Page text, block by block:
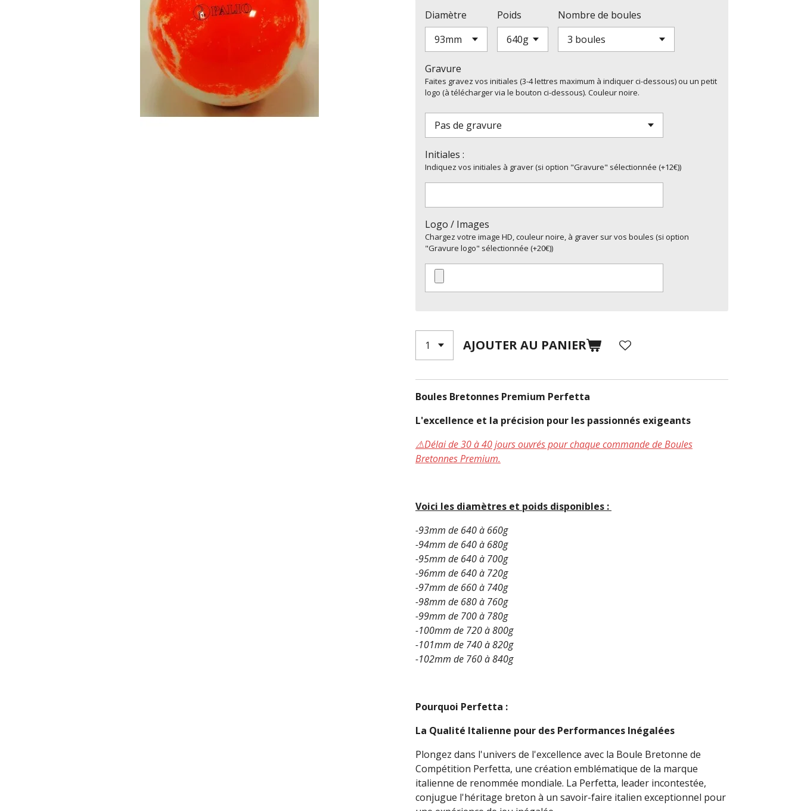
Diamètre Poids Nombre de boules
Gravure
Faites gravez vos initiales (3-4 lettres maximum à indiquer ci-dessous) ou un petit
logo (à télécharger via le bouton ci-dessous). Couleur noire.
Initiales :
Indiquez vos initiales à graver (si option "Gravure" sélectionnée (+12€))
Logo / Images
Chargez votre image HD, couleur noire, à graver sur vos boules (si option
"Gravure logo" sélectionnée (+20€))
AJOUTER AU PANIER
Boules Bretonnes Premium Perfetta
L'excellence et la précision pour les passionnés exigeants
⚠️Délai de 30 à 40 jours ouvrés pour chaque commande de Boules
Bretonnes Premium.
Voici les diamètres et poids disponibles :
-93mm de 640 à 660g
-94mm de 640 à 680g
-95mm de 640 à 700g
-96mm de 640 à 720g
-97mm de 660 à 740g
-98mm de 680 à 760g
-99mm de 700 à 780g
-100mm de 720 à 800g
-101mm de 740 à 820g
-102mm de 760 à 840g
Pourquoi Perfetta :
La Qualité Italienne pour des Performances Inégalées
Plongez dans l'univers de l'excellence avec la Boule Bretonne de
Compétition Perfetta, une création emblématique de la marque
italienne de renommée mondiale. La Perfetta, leader incontestée,
conjugue l'héritage breton à un savoir-faire italien exceptionnel pour